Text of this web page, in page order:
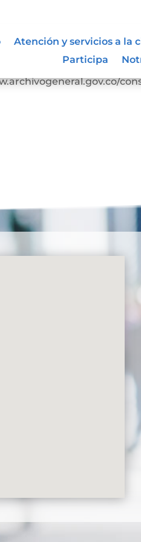
Atención y servicios a la
Participa
Cuadro-clasificación-